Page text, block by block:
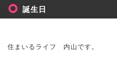
誕生日
住まいるライフ 内山です。